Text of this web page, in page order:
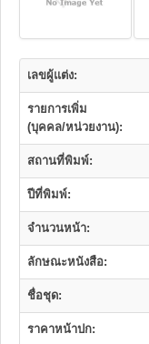
เลขผู้แต่ง:
รายการเพิ่ม
(บุคคล/หน่วยงาน):
สถานที่พิมพ์:
ปีที่พิมพ์:
จำนวนหน้า:
ลักษณะหนังสือ:
ชื่อชุด:
ราคาหน้าปก: